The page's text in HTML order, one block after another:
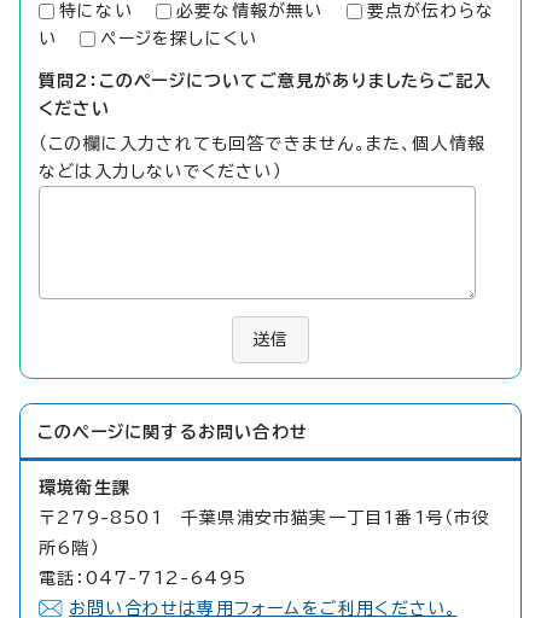
特にない 必要な情報が無い
要点が伝わらな
い
ページを探しにくい
質問2：このページについてご意見がありましたらご記入
ください
（この欄に入力されても回答できません。また、個人情報
などは入力しないでください）
送信
このページに関する お問い合わせ
環境衛生課
〒279-8501 千葉県浦安市猫実一丁目1番1号（市役
所6階）
電話：047-712-6495
お問い合わせは専用フォームをご利用ください。